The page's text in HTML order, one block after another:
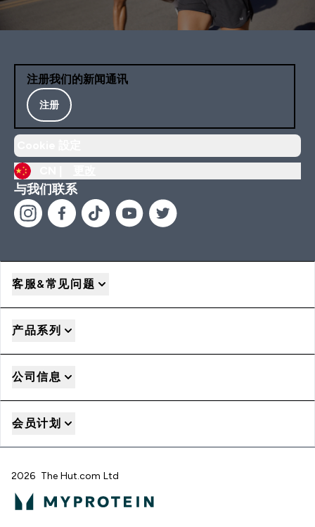
注册我们的新闻通讯
注册
与我们联系
客服&常见问题
产品系列
公司信息
会员计划
2026 The Hut.com Ltd